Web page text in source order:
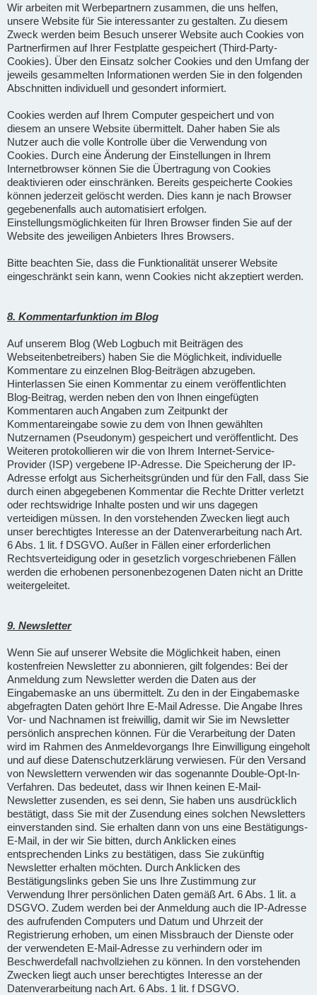
Wir arbeiten mit Werbepartnern zusammen, die uns helfen,
unsere Website für Sie interessanter zu gestalten. Zu diesem
Zweck werden beim Besuch unserer Website auch Cookies von
Partnerfirmen auf Ihrer Festplatte gespeichert (Third-Party-
Cookies). Über den Einsatz solcher Cookies und den Umfang der
jeweils gesammelten Informationen werden Sie in den folgenden
Abschnitten individuell und gesondert informiert.
Cookies werden auf Ihrem Computer gespeichert und von
diesem an unsere Website übermittelt. Daher haben Sie als
Nutzer auch die volle Kontrolle über die Verwendung von
Cookies. Durch eine Änderung der Einstellungen in Ihrem
Internetbrowser können Sie die Übertragung von Cookies
deaktivieren oder einschränken. Bereits gespeicherte Cookies
können jederzeit gelöscht werden. Dies kann je nach Browser
gegebenenfalls auch automatisiert erfolgen.
Einstellungsmöglichkeiten für Ihren Browser finden Sie auf der
Website des jeweiligen Anbieters Ihres Browsers.
Bitte beachten Sie, dass die Funktionalität unserer Website
eingeschränkt sein kann, wenn Cookies nicht akzeptiert werden.
8. Kommentarfunktion im Blog
Auf unserem Blog (Web Logbuch mit Beiträgen des
Webseitenbetreibers) haben Sie die Möglichkeit, individuelle
Kommentare zu einzelnen Blog-Beiträgen abzugeben.
Hinterlassen Sie einen Kommentar zu einem veröffentlichten
Blog-Beitrag, werden neben den von Ihnen eingefügten
Kommentaren auch Angaben zum Zeitpunkt der
Kommentareingabe sowie zu dem von Ihnen gewählten
Nutzernamen (Pseudonym) gespeichert und veröffentlicht. Des
Weiteren protokollieren wir die von Ihrem Internet-Service-
Provider (ISP) vergebene IP-Adresse. Die Speicherung der IP-
Adresse erfolgt aus Sicherheitsgründen und für den Fall, dass Sie
durch einen abgegebenen Kommentar die Rechte Dritter verletzt
oder rechtswidrige Inhalte posten und wir uns dagegen
verteidigen müssen. In den vorstehenden Zwecken liegt auch
unser berechtigtes Interesse an der Datenverarbeitung nach Art.
6 Abs. 1 lit. f DSGVO. Außer in Fällen einer erforderlichen
Rechtsverteidigung oder in gesetzlich vorgeschriebenen Fällen
werden die erhobenen personenbezogenen Daten nicht an Dritte
weitergeleitet.
9. Newsletter
Wenn Sie auf unserer Website die Möglichkeit haben, einen
kostenfreien Newsletter zu abonnieren, gilt folgendes: Bei der
Anmeldung zum Newsletter werden die Daten aus der
Eingabemaske an uns übermittelt. Zu den in der Eingabemaske
abgefragten Daten gehört Ihre E-Mail Adresse. Die Angabe Ihres
Vor- und Nachnamen ist freiwillig, damit wir Sie im Newsletter
persönlich ansprechen können. Für die Verarbeitung der Daten
wird im Rahmen des Anmeldevorgangs Ihre Einwilligung eingeholt
und auf diese Datenschutzerklärung verwiesen. Für den Versand
von Newslettern verwenden wir das sogenannte Double-Opt-In-
Verfahren. Das bedeutet, dass wir Ihnen keinen E-Mail-
Newsletter zusenden, es sei denn, Sie haben uns ausdrücklich
bestätigt, dass Sie mit der Zusendung eines solchen Newsletters
einverstanden sind. Sie erhalten dann von uns eine Bestätigungs-
E-Mail, in der wir Sie bitten, durch Anklicken eines
entsprechenden Links zu bestätigen, dass Sie zukünftig
Newsletter erhalten möchten. Durch Anklicken des
Bestätigungslinks geben Sie uns Ihre Zustimmung zur
Verwendung Ihrer persönlichen Daten gemäß Art. 6 Abs. 1 lit. a
DSGVO. Zudem werden bei der Anmeldung auch die IP-Adresse
des aufrufenden Computers und Datum und Uhrzeit der
Registrierung erhoben, um einen Missbrauch der Dienste oder
der verwendeten E-Mail-Adresse zu verhindern oder im
Beschwerdefall nachvollziehen zu können. In den vorstehenden
Zwecken liegt auch unser berechtigtes Interesse an der
Datenverarbeitung nach Art. 6 Abs. 1 lit. f DSGVO.